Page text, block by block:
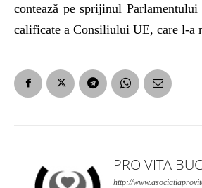
contează pe sprijinul
calificate a Consiliului UE, care l-a
PRO VITA
http://